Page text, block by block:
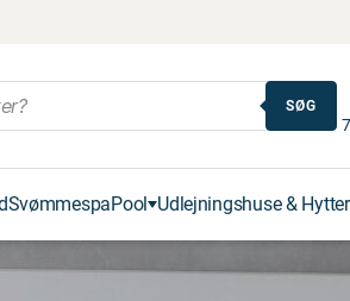
SØG
SvømmespaPool Udlejningshuse & Hytter